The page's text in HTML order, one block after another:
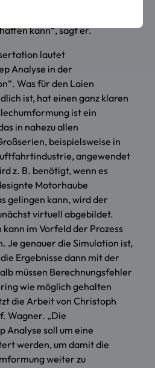
kann“, sagt er.
lautet
Analyse in der
Was für den Laien
ist, hat einen ganz klaren
ist ein
in nahezu allen
beispielsweise in
angewendet
z. B. benötigt, wenn es
Motorhaube
gelingen kann, wird der
virtuell abgebildet.
im Vorfeld der Prozess
Je genauer die Simulation ist,
Ergebnisse dann mit der
müssen Berechnungsfehler
wie möglich gehalten
die Arbeit von Christoph
Wagner. „Die
Analyse soll um eine
werden, um damit die
weiter zu